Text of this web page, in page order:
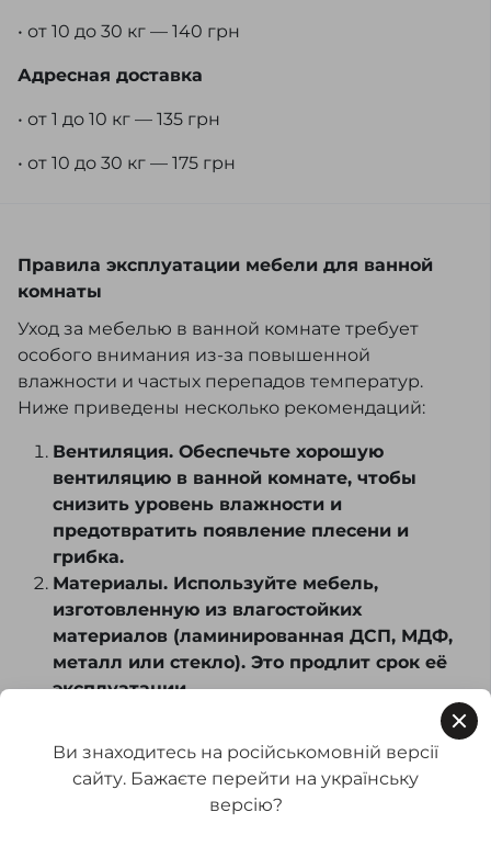
• от 10 до 30 кг — 140 грн
Адресная доставка
• от 1 до 10 кг — 135 грн
• от 10 до 30 кг — 175 грн
Правила эксплуатации мебели для ванной
комнаты
Уход за мебелью в ванной комнате требует
особого внимания из-за повышенной
влажности и частых перепадов температур.
Ниже приведены несколько рекомендаций:
Вентиляция. Обеспечьте хорошую
вентиляцию в ванной комнате, чтобы
снизить уровень влажности и
предотвратить появление плесени и
грибка.
Материалы. Используйте мебель,
изготовленную из влагостойких
материалов (ламинированная ДСП, МДФ,
металл или стекло). Это продлит срок её
эксплуатации.
Чистка. Протирайте мебель мягкой, сухой
или слегка влажной тканью. Избегайте
агрессивных моющих средств, которые
могут повредить поверхность.
Защита от воды. При протечках или
Ви знаходитесь на російськомовній версії
сайту. Бажаєте перейти на українську
версію?